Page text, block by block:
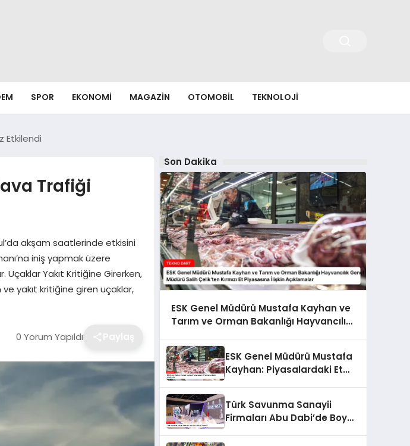
SPOR EKONOMI MAGAZIN OTOMOBIL TEKNOLOJI
Etkilendi
Trafiği
akşam saatlerinde etkisini
iniş yapmak üzere
Yakıt Kritiğine Girerken,
yakıt kritiğine giren uçaklar,
0 Yorum Yapıldı
Son Dakika
ESK Genel Müdürü Mustafa Kayhan ve
Tarım ve Orman Bakanlığı Hayvancılık
Piyasasına İlişkin Açıklamalar
ESK Genel Müdürü Mustafa
Kayhan: Piyasalardaki Et
Türk Savunma Sanayii
Firmaları Abu Dabi’de Boy